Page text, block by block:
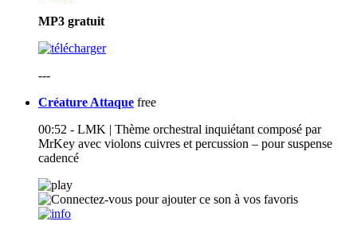
MP3 gratuit
---
Créature Attaque free
00:52 - LMK | Thème orchestral inquiétant composé par
MrKey avec violons cuivres et percussion – pour suspense
cadencé